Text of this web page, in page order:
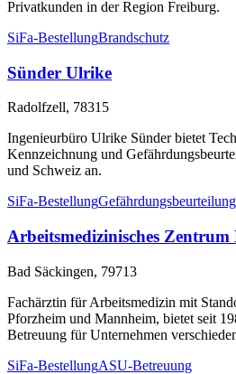
Privatkunden in der Region Freiburg.
SiFa-BestellungBrandschutz
Sünder Ulrike
Radolfzell, 78315
Ingenieurbüro Ulrike Sünder bietet
Kennzeichnung und
und Schweiz an.
SiFa-BestellungGefährdungsbeurteilung
Arbeitsmedizinisches Zentrum
Bad Säckingen, 79713
Fachärztin für Arbeitsmedizin mit
Pforzheim und Mannheim, bietet seit
Betreuung für Unternehmen
SiFa-BestellungASU-Betreuung